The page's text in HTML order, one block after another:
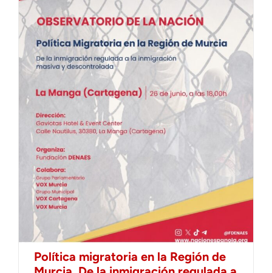
Política migratoria en la Región de